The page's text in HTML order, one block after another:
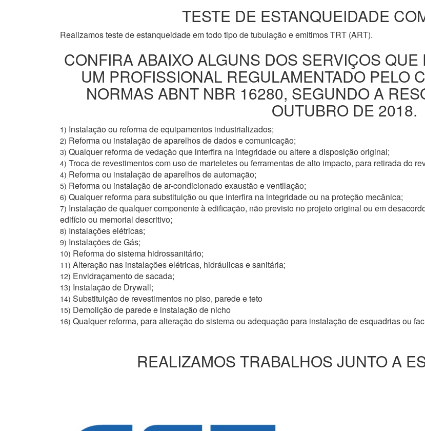
TESTE DE ESTANQUEIDADE
Realizamos teste de estanqueidade em todo tipo de tubulação e emitimos TRT (ART).
CONFIRA ABAIXO ALGUNS DOS SERVIÇOS
UM PROFISSIONAL REGULAMENTADO PELO
NORMAS ABNT NBR 16280, SEGUNDO A
OUTUBRO DE 2018.
1) Instalação ou reforma de equipamentos industrializados;
2) Reforma ou instalação de aparelhos de dados e comunicação;
3) Qualquer reforma de vedação que interfira na integridade ou altere a disposição original;
4) Troca de revestimentos com uso de marteletes ou ferramentas de alto impacto, para retirada do
4) Reforma ou instalação de aparelhos de automação;
5) Reforma ou instalação de ar-condicionado exaustão e ventilação;
6) Qualquer reforma para substituição ou que interfira na integridade ou na proteção mecânica;
7) Instalação de qualquer componente à edificação, não previsto no projeto original ou em
edifício ou memorial descritivo;
8) Instalações elétricas;
9) Instalações de Gás;
10) Reforma do sistema hidrossanitário;
11) Alteração nas instalações elétricas, hidráulicas e sanitária;
12) Envidraçamento de sacada;
13) Instalação de Drywall;
14) Substituição de revestimentos no piso, parede e teto
15) Demolição de parede e instalação de nicho
16) Qualquer reforma, para alteração do sistema ou adequação para instalação de esquadrias ou
REALIZAMOS TRABALHOS JUNTO A